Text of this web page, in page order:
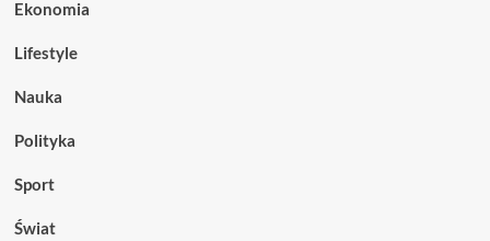
Ekonomia
Lifestyle
Nauka
Polityka
Sport
Świat